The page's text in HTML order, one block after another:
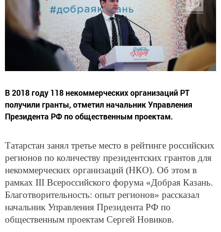
В 2018 году 118 некоммерческих организаций РТ
получили гранты, отметил начальник Управления
Президента РФ по общественным проектам.
Татарстан занял третье место в рейтинге российских
регионов по количеству президентских грантов для
некоммерческих организаций (НКО). Об этом в
рамках III Всероссийского форума «Добрая Казань.
Благотворительность: опыт регионов» рассказал
начальник Управления Президента РФ по
общественным проектам Сергей Новиков.